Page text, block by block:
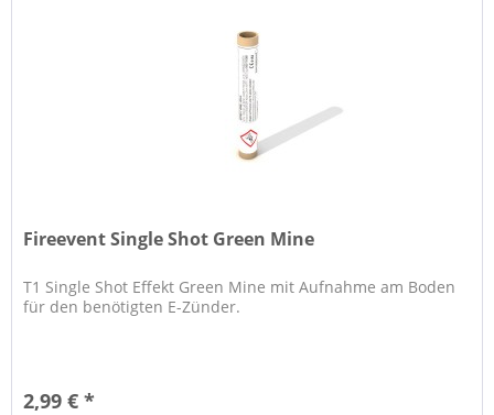
Fireevent Single Shot Green Mine
T1 Single Shot Effekt Green Mine mit Aufnahme am Boden
für den benötigten E-Zünder.
2,99 € *